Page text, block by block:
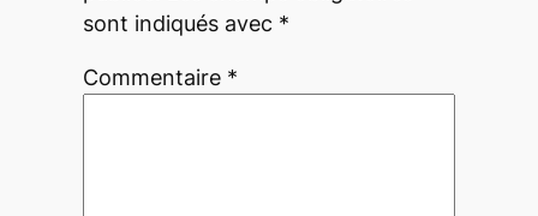
sont indiqués avec *
Commentaire *